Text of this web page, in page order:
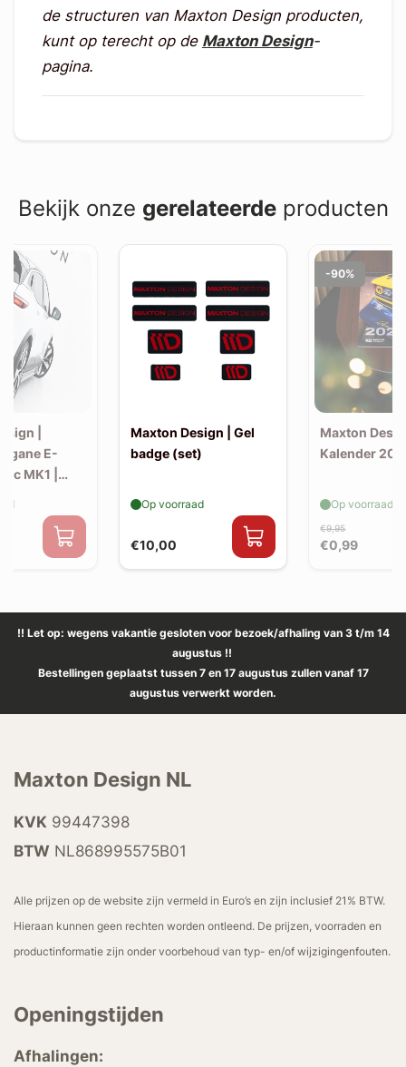
de structuren van Maxton Design producten,
kunt op terecht op de Maxton Design-
pagina.
Bekijk onze gerelateerdeproducten
|
E-
MK1 |
Maxton Design | Gel
badge (set)
€10,00
Op voorraad
-90%
Maxton
Kalender
€9,95
€0,99
Op voorraad
!! Let op: wegens vakantie gesloten voor bezoek/afhaling van 3 t/m 14
augustus !!
Bestellingen geplaatst tussen 7 en 17 augustus zullen vanaf 17
augustus verwerkt worden.
Maxton Design NL
KVK 99447398
BTW NL868995575B01
Alle prijzen op de website zijn vermeld in Euro’s en zijn inclusief 21% BTW.
Hieraan kunnen geen rechten worden ontleend. De prijzen, voorraden en
productinformatie zijn onder voorbehoud van typ- en/of wijzigingenfouten.
Openingstijden
Afhalingen: